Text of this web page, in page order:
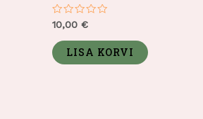
Hinnanguga
5
10,00 €
LISA KORVI